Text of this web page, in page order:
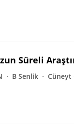
Süreli
B Senlik Cüneyt